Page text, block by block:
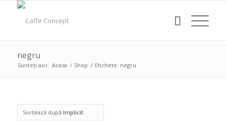
negru
Sunteți aici: Acasa / Shop / Etichete: negru
Sortează după Implicit